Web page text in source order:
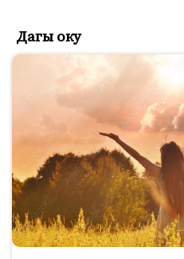
Дагы оку